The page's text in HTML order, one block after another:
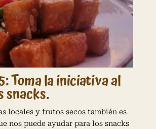
Toma la iniciativa al
snacks.
locales y frutos secos también es
nos puede ayudar para los snacks